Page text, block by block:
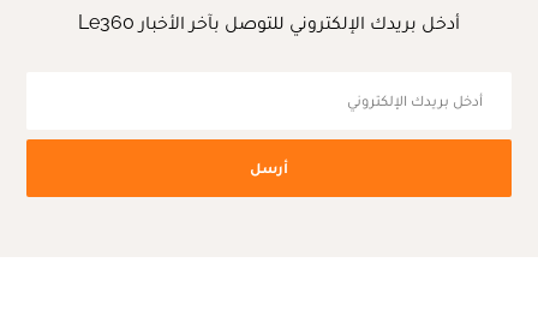
أدخل بريدك الإلكتروني للتوصل بآخر الأخبار Le360
أرسل